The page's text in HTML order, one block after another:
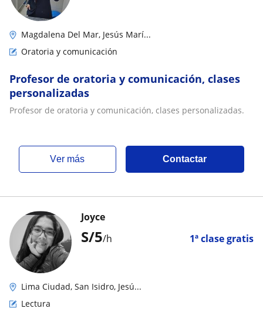
Magdalena Del Mar, Jesús Marí...
Oratoria y comunicación
Profesor de oratoria y comunicación, clases
personalizadas
Profesor de oratoria y comunicación, clases personalizadas.
ver más Contactar
S/5/h 1ª clase gratis
Joyce
Lima Ciudad, San Isidro, Jesú...
Lectura